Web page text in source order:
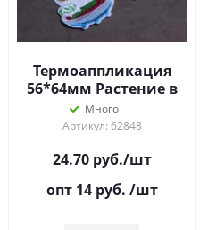
Термоаппликация
56*64мм Растение в
горшке Зеленый/
бордовый/голубой
Много
Артикул: 62848
24.70руб./шт
опт 14 руб. /шт